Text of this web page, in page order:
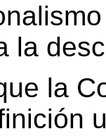
la
la